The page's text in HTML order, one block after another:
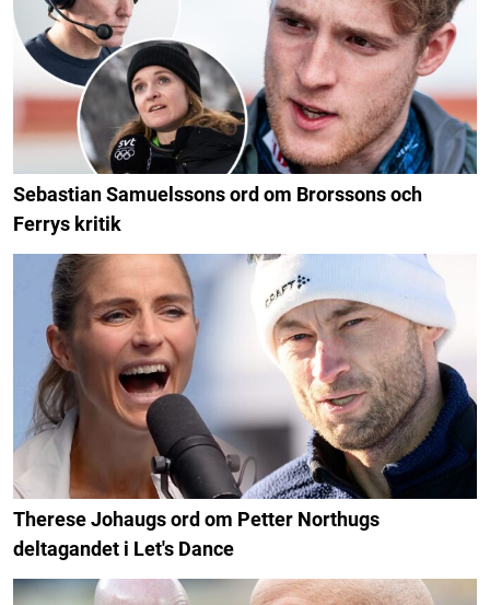
Sebastian Samuelssons ord om Brorssons och
Ferrys kritik
Therese Johaugs ord om Petter Northugs
deltagandet i Let's Dance